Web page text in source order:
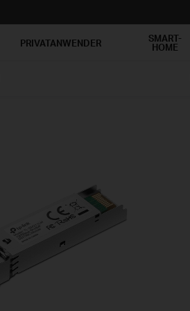
PRIVATANWENDER SMART-
HOME